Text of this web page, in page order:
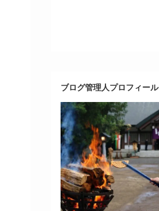
ブログ管理人プロフィール